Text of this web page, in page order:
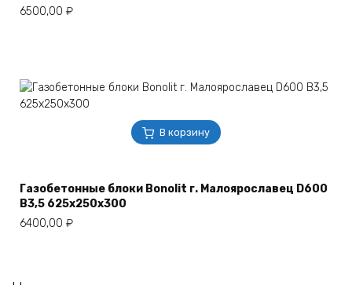
6500,00 ₽
В корзину
Газобетонные блоки Bonolit г. Малоярославец D600
B3,5 625х250х300
6400,00 ₽